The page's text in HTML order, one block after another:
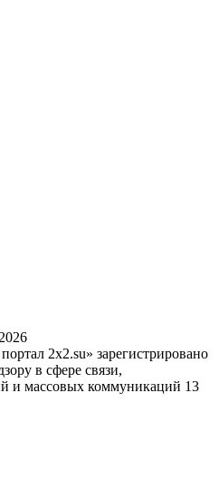
2x2.su» зарегистрировано
в сфере связи,
и массовых коммуникаций 13